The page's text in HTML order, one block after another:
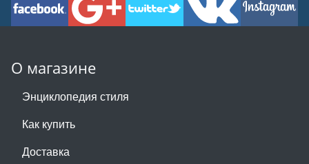
О магазине
Энциклопедия стиля
Как купить
Доставка